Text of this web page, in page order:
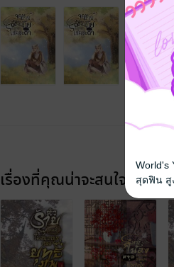
เรื่องที่คุณน่าจะสนใจ
World's
สุดฟิน สู